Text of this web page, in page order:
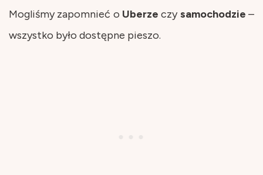
Mogliśmy zapomnieć o Uberze czysamochodzie –
wszystko było dostępne pieszo.